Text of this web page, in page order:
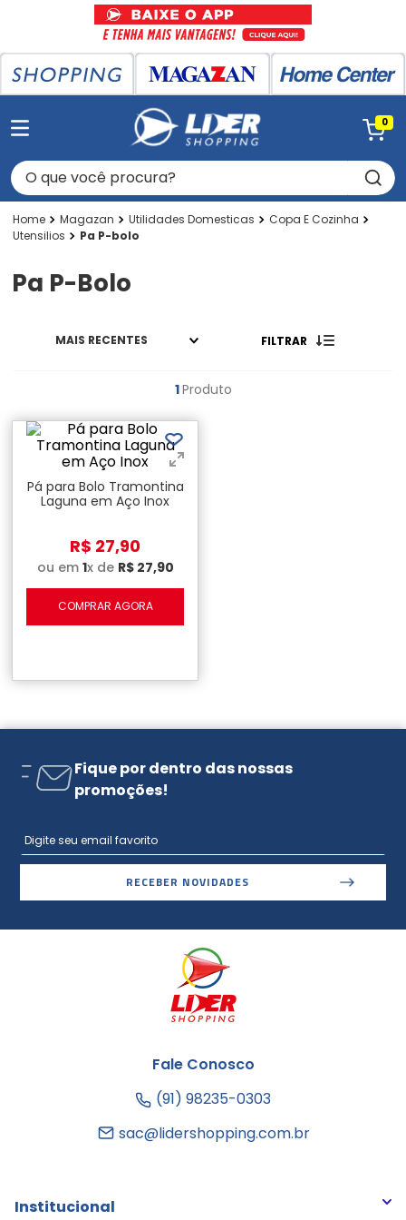
0
O que você procura?
Magazan Utilidades Domesticas
Copa E Cozinha
Utensilios
Pa P-bolo
Pa P-Bolo
MAIS RECENTES FILTRAR
1Produto
Pá para Bolo Tramontina
Laguna em Aço Inox
R$ 27,90
ou em 1x de R$ 27,90
COMPRAR AGORA
Fique por dentro das nossas
promoções!
RECEBER NOVIDADES
Fale Conosco
(91) 98235-0303
sac@lidershopping.com.br
Institucional